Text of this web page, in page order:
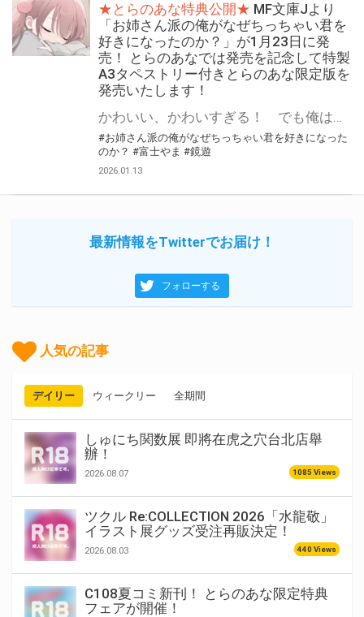
★とらのあな特典公開★ MF文庫Jより
「お姉さん派の俺がなぜちっちゃい君を
好きになったのか？」が1月23日に発
売！ とらのあなでは発売を記念して特製
A3タペストリー付きとらのあな限定版を
発売いたします！
かわいい、かわいすぎる！ でも俺は背の高いお姉さんが好きなんだ……！ MF文庫Jより 『お姉さん派の俺がなぜちっちゃい君を好きになったのか？』が1月23日(金)に発売！ とらのあなでは発売を記念して「特製A3タペストリー付き」とらのあな限定版を発売いたします。 とらのあな限定版の数は限られていますので是非お早めにお求めください！
#お姉さん派の俺がなぜちっちゃい君を好きになった
のか？ #富士やま #鏡遊
2026.01.13
最新情報をTwitterでお届け！
フォローする
人気の記事
デイリー ウィークリー 全期間
しゅにち関数展 即將在虎之穴台北店舉
辦！
2026.08.07 1085 Views
ツクル Re:COLLECTION 2026「水龍敬」
イラスト展グッズ受注再販決定！
2026.08.03 440 Views
C108夏コミ新刊！ とらのあな限定特典
フェアが開催！